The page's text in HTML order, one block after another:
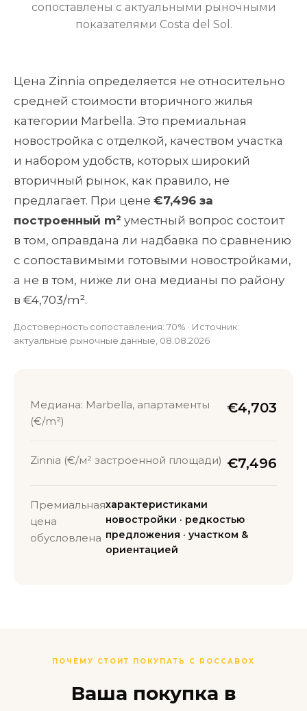
сопоставлены с актуальными рыночными
показателями Costa del Sol.
Цена Zinnia определяется не относительно
средней стоимости вторичного жилья
категории Marbella. Это премиальная
новостройка с отделкой, качеством участка
и набором удобств, которых широкий
вторичный рынок, как правило, не
предлагает. При цене €7,496 за
построенный m² уместный вопрос состоит
в том, оправдана ли надбавка по сравнению
с сопоставимыми готовыми новостройками,
а не в том, ниже ли она медианы по району
в €4,703/m².
Достоверность сопоставления: 70% · Источник:
актуальные рыночные данные, 08.08.2026
Медиана: Marbella, апартаменты
(€/m²)
€4,703
Zinnia (€/м² застроенной площади) €7,496
Премиальная
цена
обусловлена
характеристиками
новостройки · редкостью
предложения · участком &
ориентацией
ПОЧЕМУ СТОИТ ПОКУПАТЬ С ROCCABOX
Ваша покупка в